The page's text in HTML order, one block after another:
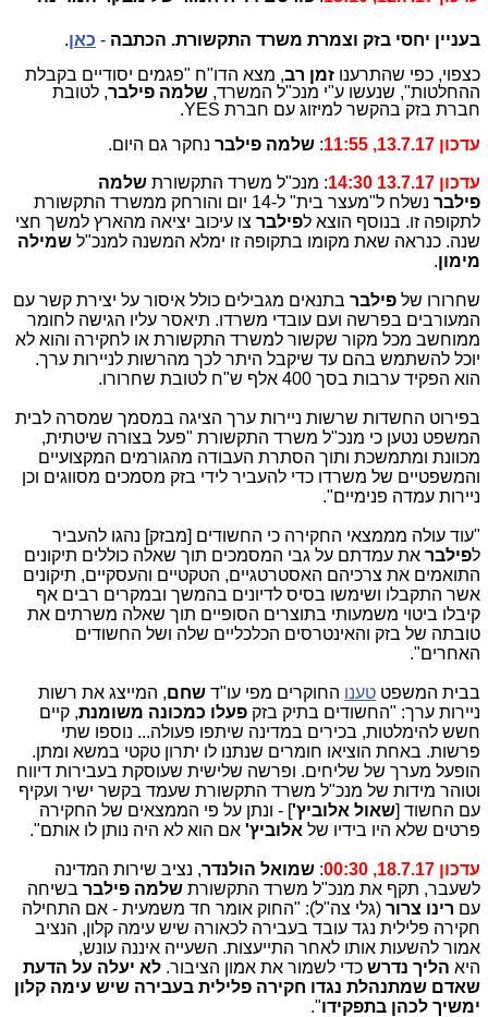
בעניין יחסי בזק וצמרת משרד התקשורת. הכתבה - כאן.
כצפוי, כפי שהתרענו זמן רב, מצא הדו"ח "פגמים יסודיים בקבלת
ההחלטות", שנעשו ע"י מנכ"ל המשרד, שלמה פילבר, לטובת
חברת בזק בהקשר למיזוג עם חברת YES.
עדכון 13.7.17, 11:55
: שלמה פילבר נחקר גם היום.
עדכון 13.7.17 14:30 : מנכ"ל משרד התקשורת שלמה
פילבר
נשלח ל"מעצר בית" ל-14 יום והורחק ממשרד התקשורת
לתקופה זו. בנוסף הוצא לפילבר צו עיכוב יציאה מהארץ למשך חצי
שנה. כנראה שאת מקומו בתקופה זו ימלא המשנה למנכ"ל שמילה
מימון.
שחרורו של פילבר בתנאים מגבילים כולל איסור על יצירת קשר עם
המעורבים בפרשה ועם עובדי משרדו. תיאסר עליו הגישה לחומר
ממוחשב מכל מקור שקשור למשרד התקשורת או לחקירה והוא לא
יוכל להשתמש בהם עד שיקבל היתר לכך מהרשות לניירות ערך.
הוא הפקיד ערבות בסך 400 אלף ש"ח לטובת שחרורו.
בפירוט החשדות שרשות ניירות ערך הציגה במסמך שמסרה לבית
המשפט נטען כי מנכ"ל משרד התקשורת "פעל בצורה שיטתית,
מכוונת ומתמשכת ותוך הסתרת העבודה מהגורמים המקצועיים
והמשפטיים של משרדו כדי להעביר לידי בזק מסמכים מסווגים וכן
ניירות עמדה פנימיים".
"עוד עולה מממצאי החקירה כי החשודים [מבזק] נהגו להעביר
לפילבר את עמדתם על גבי המסמכים תוך שאלה כוללים תיקונים
התואמים את צרכיהם האסטרטגיים, הטקטיים והעסקיים, תיקונים
אשר התקבלו ושימשו בסיס לדיונים בהמשך ובמקרים רבים אף
קיבלו ביטוי משמעותי בתוצרים הסופיים תוך שאלה משרתים את
טובתה של בזק והאינטרסים הכלכליים שלה ושל החשודים
האחרים".
בבית המשפט טענו החוקרים מפי עו"ד שחם, המייצג את רשות
ניירות ערך: "החשודים בתיק בזק פעלו כמכונה משומנת, קיים
חשש להימלטות, בכירים במדינה שיתפו פעולה... נוספו שתי
פרשות. באחת הוציאו חומרים שנתנו לו יתרון טקטי במשא ומתן.
הופעל מערך של שליחים. ופרשה שלישית שעוסקת בעבירות דיווח
וטוהר מידות של מנכ"ל משרד התקשורת שעמד בקשר ישיר ועקיף
עם החשוד [שאול אלוביץ'] - ונתן על פי הממצאים של החקירה
פרטים שלא היו בידיו של אלוביץ' אם הוא לא היה נותן לו אותם".
עדכון 18.7.17, 00:30 : שמואל הולנדר, נציב שירות המדינה
לשעבר, תקף את מנכ"ל משרד התקשורת שלמה פילבר בשיחה
עם רינו צרור (גלי צה"ל): "החוק אומר חד משמעית - אם התחילה
חקירה פלילית נגד עובד בעבירה לכאורה שיש עימה קלון, הנציב
אמור להשעות אותו לאחר התייעצות. השעייה איננה עונש,
היא הליך נדרש כדי לשמור את אמון הציבור. לא יעלה על הדעת
שאדם שמתנהלת נגדו חקירה פלילית בעבירה שיש עימה קלון
ימשיך לכהן בתפקידו".